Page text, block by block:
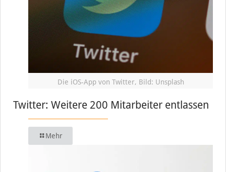
Die iOS-App von Twitter, Bild: Unsplash
Twitter: Weitere 200 Mitarbeiter entlassen
Mehr